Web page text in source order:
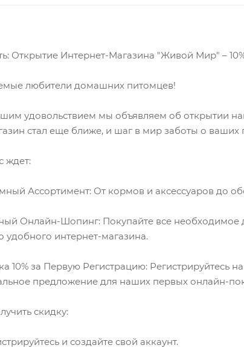
Открытие Интернет-Магазина "Живой Мир" –
любители домашних питомцев!
удовольствием мы объявляем об открытии
стал еще ближе, и шаг в мир заботы о
ждет:
Ассортимент: От кормов и аксессуаров до
Онлайн-Шопинг: Покупайте все необходимое
удобного интернет-магазина.
10% за Первую Регистрацию: Регистрируйтесь
предложение для наших первых онлайн-
скидку:
и создайте свой аккаунт.